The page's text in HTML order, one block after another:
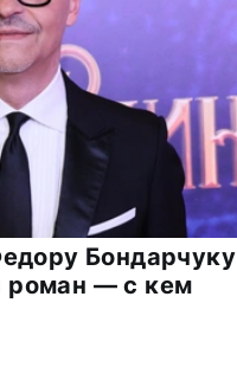
Бондарчуку
роман — с кем